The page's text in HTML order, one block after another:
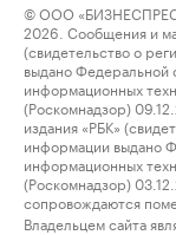
© ООО
2026. Сообщения и
(свидетельство о
выдано Федеральной
информационных
(Роскомнадзор)
издания «РБК»
информации выдано
информационных
(Роскомнадзор)
сопровождаются
Владельцем сайта